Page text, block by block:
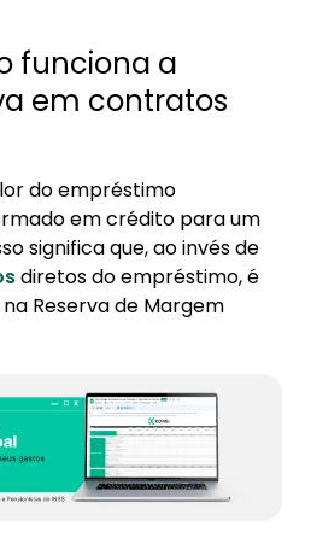
funciona a
em contratos
do empréstimo
em crédito para um
significa que, ao invés de
diretos do empréstimo, é
Reserva de Margem